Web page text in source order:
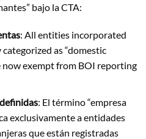
bajo la CTA:
: All entities incorporated
as “domestic
now exempt from BOI reporting
: El término “empresa
exclusivamente a entidades
que están registradas